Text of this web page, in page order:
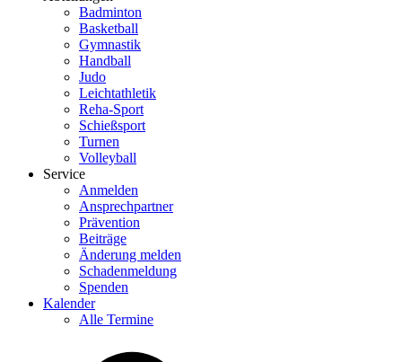
Badminton
Basketball
Gymnastik
Handball
Judo
Leichtathletik
Reha-Sport
Schießsport
Turnen
Volleyball
Service
Anmelden
Ansprechpartner
Prävention
Beiträge
Änderung melden
Schadenmeldung
Spenden
Kalender
Alle Termine